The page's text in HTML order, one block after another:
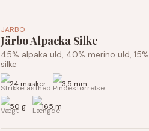
JÄRBO
Järbo Alpacka Silke
45% alpaka uld, 40% merino uld, 15%
silke
24 masker 3,5 mm
50 g 165 m